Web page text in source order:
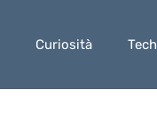
Curiosità Tech